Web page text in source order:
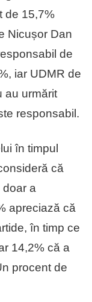
de 15,7%
Nicușor Dan
de
iar UDMR de
au urmărit
responsabil.
în timpul
că
a
apreciază că
în timp ce
14,2% că a
procent de